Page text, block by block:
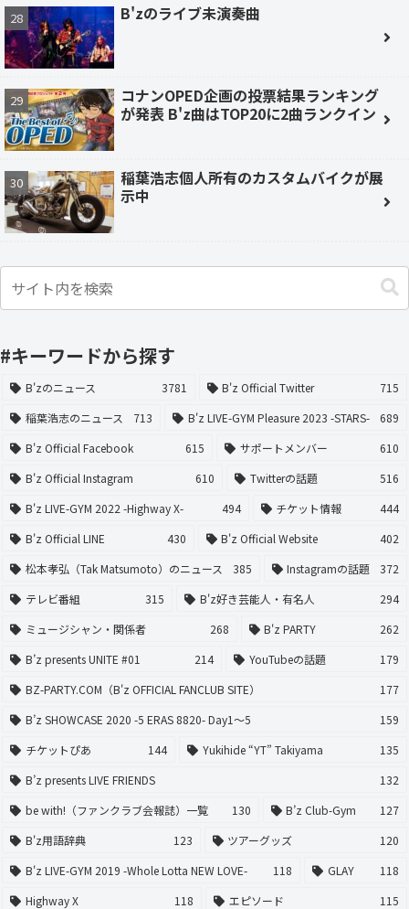
B'zのライブ未演奏曲
コナンOPED企画の投票結果ランキング
が発表 B'z曲はTOP20に2曲ランクイン
稲葉浩志個人所有のカスタムバイクが展
示中
#キーワードから探す
B'zのニュース 3781 B'z Official Twitter
715
稲葉浩志のニュース
713 B'z LIVE-GYM Pleasure 2023 -STARS-
689
B'z Official Facebook
615 サポートメンバー
610
B'z Official Instagram
610 Twitterの話題
516
B'z LIVE-GYM 2022 -Highway X-
494 チケット情報
444
B'z Official LINE
430 B'z Official Website
402
松本孝弘（Tak Matsumoto）のニュース
385 Instagramの話題
372
テレビ番組
315 B'z好き芸能人・有名人
294
ミュージシャン・関係者
268 B'z PARTY
262
B’z presents UNITE #01
214 YouTubeの話題
179
BZ-PARTY.COM（B'z OFFICIAL FANCLUB SITE）
177
B’z SHOWCASE 2020 -5 ERAS 8820- Day1〜5
159
チケットぴあ
144 Yukihide “YT” Takiyama
135
B’z presents LIVE FRIENDS
132
be with!（ファンクラブ会報誌）一覧
130 B’z Club-Gym
127
B'z用語辞典
123 ツアーグッズ
120
B'z LIVE-GYM 2019 -Whole Lotta NEW LOVE-
118 GLAY
118
Highway X
118 エピソード
115